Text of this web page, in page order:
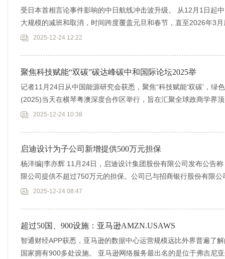
受日本首相言论事件影响的中日航线冲击波升级。 从12月1日起
大规模的减班和取消，时间跨度覆盖元旦和春节，直至2026年3
2025-12-24 12:22
聚焦科技赋能“双碳”碳达峰碳中和国际论坛2025举
记者11月24日从中国能源研究会获悉，聚焦“科技赋能‘双碳’，绿
(2025)当天在横琴粤澳深度合作区举行，旨在汇聚全球政商学界
2025-12-24 10:38
启迪设计为子公司新增提供500万元担保
杨洋编|李亦辉 11月24日，启迪设计集团股份有限公司发布公告
限公司提供不超过750万元的担保。公司已与招商银行股份有限
书》2025-12-24 08:47
超过50国、900设施：亚马逊AMZN.USAWS
智通财经APP获悉，亚马逊的数据中心运营规模远比外界普遍
国家拥有900多处设施。 亚马逊网络服务最出名的是位于弗吉尼